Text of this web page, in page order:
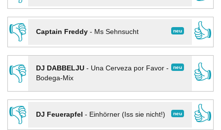
👎
neu
Captain Freddy- Ms Sehnsucht
👍
👎
neu
DJ DABBELJU- Una Cerveza por Favor -
Bodega-Mix
👍
👎
neu
DJ Feuerapfel - Einhörner (Iss sie nicht!)
👍